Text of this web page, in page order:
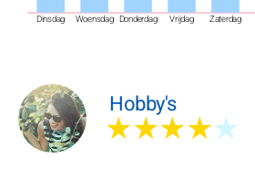
Dinsdag Woensdag Donderdag Vrijdag Zaterdag
Hobby's
★★★★★